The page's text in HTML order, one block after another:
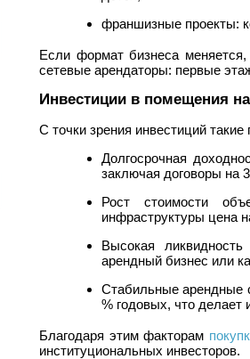
франшизные проекты:
Если формат бизнеса
сетевые арендаторы: первые
Инвестиции в помещения
С точки зрения инвестиций
Долгосрочная
заключая договоры на
Рост стоимости
инфраструктуры цена
Высокая
арендный бизнес или
Стабильные арендные
% годовых, что
Благодаря этим факторам
институциональных инвесторов.